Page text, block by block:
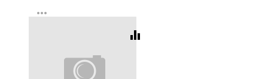
Регистрация
more_horiz
equalizer